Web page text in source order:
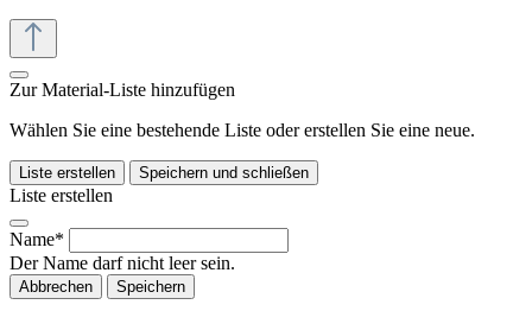
Zur Material-Liste hinzufügen
Wählen Sie eine bestehende Liste oder erstellen Sie eine neue.
Liste erstellen Speichern und schließen
Liste erstellen
Name*
Der Name darf nicht leer sein.
Abbrechen Speichern